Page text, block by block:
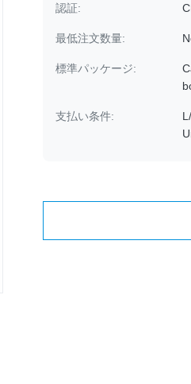
認証:
最低注文数量:
標準パッケージ:
支払い条件: